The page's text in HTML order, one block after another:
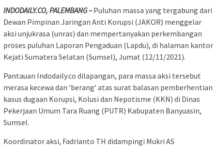
INDODAILY.CO, PALEMBANG – Puluhan massa yang tergabung dari
Dewan Pimpinan Jaringan Anti Korupsi (JAKOR) menggelar
aksi unjukrasa (unras) dan mempertanyakan perkembangan
proses puluhan Laporan Pengaduan (Lapdu), di halaman kantor
Kejati Sumatera Selatan (Sumsel), Jumat (12/11/2021).
Pantauan Indodaily.co dilapangan, para massa aksi tersebut
merasa kecewa dan ‘berang’ atas surat balasan pemberhentian
kasus dugaan Korupsi, Kolusi dan Nepotisme (KKN) di Dinas
Pekerjaan Umum Tara Ruang (PUTR) Kabupaten Banyuasin,
Sumsel.
Koordinator aksi, Fadrianto TH didampingi Mukri AS